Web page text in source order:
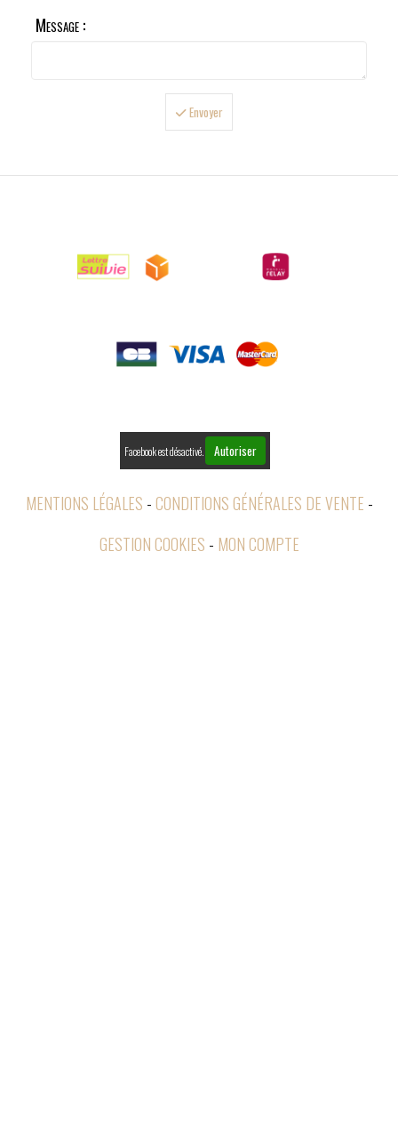
Message :
Envoyer
Facebook est désactivé. Autoriser
MENTIONS LÉGALES CONDITIONS GÉNÉRALES DE VENTE
GESTION COOKIES
MON COMPTE